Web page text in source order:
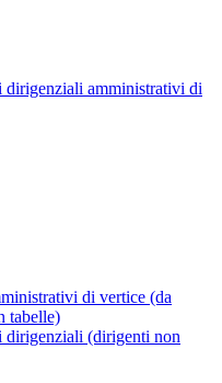
amministrativi di
di vertice (da
tabelle)
(dirigenti non